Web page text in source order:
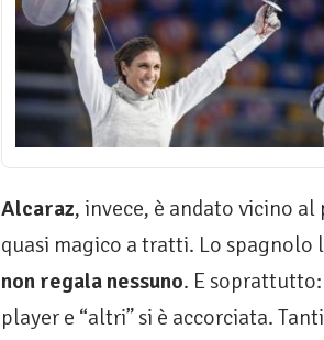
Alcaraz, invece, è andato vicino
quasi magico a tratti. Lo spagnolo
non regala nessuno. E
player e “altri” si è accorciata.